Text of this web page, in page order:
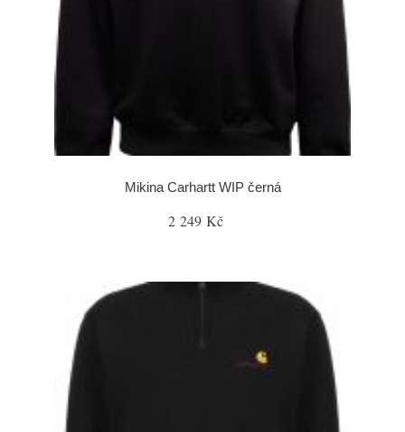
Mikina Carhartt WIP černá
2 249 Kč